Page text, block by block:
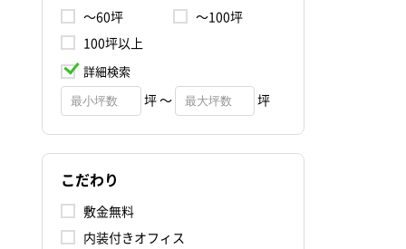
～60坪
～100坪
100坪以上
詳細検索
坪 ～ 坪
こだわり
敷金無料
内装付きオフィス